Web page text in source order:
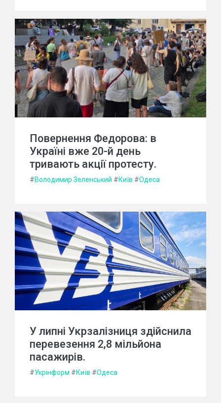
Повернення Федорова: в
Україні вже 20-й день
тривають акції протесту.
#Володимир Зеленський #Київ #Одеса
У липні Укрзалізниця здійснила
перевезення 2,8 мільйона
пасажирів.
#Укрінформ #Київ #Одеса